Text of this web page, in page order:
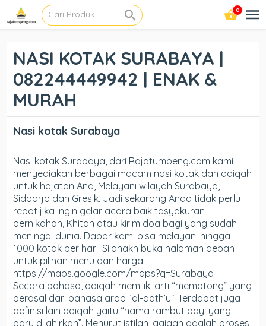
0
NASI KOTAK SURABAYA |
082244449942 | ENAK &
MURAH
Nasi kotak Surabaya
Nasi kotak Surabaya, dari Rajatumpeng.com kami
menyediakan berbagai macam nasi kotak dan aqiqah
untuk hajatan And, Melayani wilayah Surabaya,
Sidoarjo dan Gresik. Jadi sekarang Anda tidak perlu
repot jika ingin gelar acara baik tasyakuran
pernikahan, Khitan atau kirim doa bagi yang sudah
meningal dunia. Dapar kami bisa melayani hingga
1000 kotak per hari. Silahakn buka halaman depan
untuk pilihan menu dan harga.
https://maps.google.com/maps?q=Surabaya
Secara bahasa, aqiqah memiliki arti “memotong” yang
berasal dari bahasa arab “al-qath’u”. Terdapat juga
definisi lain aqiqah yaitu “nama rambut bayi yang
baru dilahirkan”. Menurut istilah, aqiqah adalah proses